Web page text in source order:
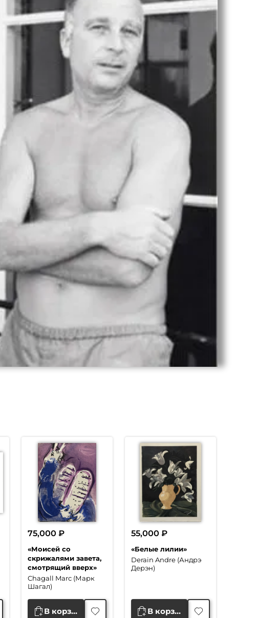
«Моисей со
скрижалями завета,
смотрящий вверх»
Chagall Marc (Марк
Шагал)
75,000 ₽
В корзину
«Белые лилии»
Derain Andre (Андрэ
Дерэн)
55,000 ₽
В корзину